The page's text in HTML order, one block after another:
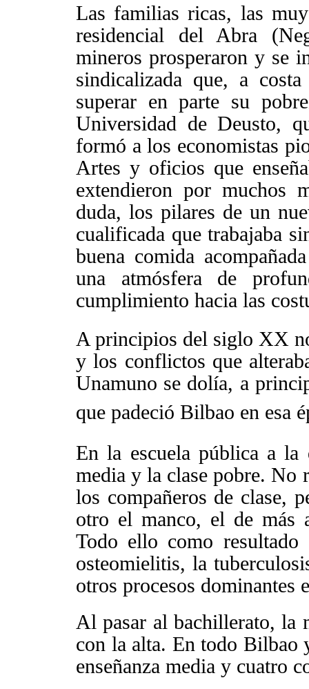
Las familias ricas, las
residencial del Abra
mineros prosperaron y se
sindicalizada que, a
superar en parte su
Universidad de Deusto,
formó a los economistas
Artes y oficios que
extendieron por muchos
duda, los pilares de un
cualificada que trabajaba
buena comida
una atmósfera de
cumplimiento hacia las
A principios del siglo XX
y los conflictos que
Unamuno se dolía, a
que padeció Bilbao en esa
En la escuela pública a la
media y la clase pobre. No
los compañeros de clase,
otro el manco, el de más
Todo ello como
osteomielitis, la
otros procesos dominantes
Al pasar al bachillerato, la
con la alta. En todo Bilbao
enseñanza media y cuatro